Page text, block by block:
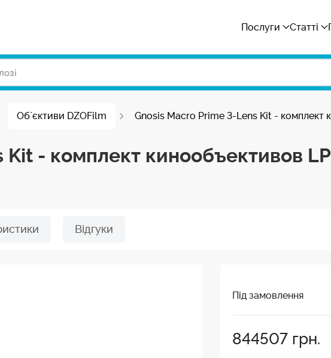
Послуги Статті
Об`єктиви DZOFilm Gnosis Macro Prime 3-Lens Kit - комплект
- комплект кинообъективов
Відгуки
Під замовлення
844507 грн.